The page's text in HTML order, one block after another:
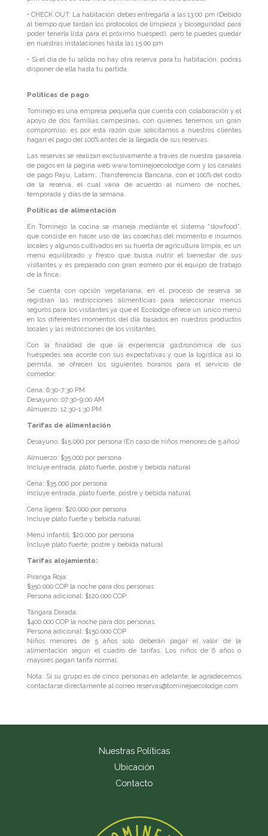
• CHECK OUT: La habitación debes entregarla a las 13:00 pm (Debido
al tiempo que tardan los protocolos de limpieza y bioseguridad para
poder tenerla lista para el próximo huésped), pero te puedes quedar
en nuestras instalaciones hasta las 15:00 pm
• Si el día de tu salida no hay otra reserva para tu habitación, podrás
disponer de ella hasta tu partida.
Políticas de pago
Tominejo es una empresa pequeña que cuenta con colaboración y el
apoyo de dos familias campesinas, con quienes tenemos un gran
compromiso, es por esta razón que solicitamos a nuestros clientes
hagan el pago del 100% antes de la llegada de sus reservas.
Las reservas se realizan exclusivamente a través de nuestra pasarela
de pagos en la página web www.tominejoecolodge.com y los canales
de pago Payu, Latam… ,Transferencia Bancaria, con el 100% del costo
de la reserva, el cual varía de acuerdo al número de noches,
temporada y días de la semana.
Políticas de alimentación
En Tominejo la cocina se maneja mediante el sistema “slowfood”,
que consiste en hacer uso de las cosechas del momento e insumos
locales y algunos cultivados en su huerta de agricultura limpia; es un
menú equilibrado y fresco que busca nutrir el bienestar de sus
visitantes y es preparado con gran esmero por el equipo de trabajo
de la finca.
Se cuenta con opción vegetariana, en el proceso de reserva se
registran las restricciones alimenticias para seleccionar menús
seguros para los visitantes ya que el Ecolodge ofrece un único menú
en los diferentes momentos del día basados en nuestros productos
locales y las restricciones de los visitantes.
Con la finalidad de que la experiencia gastronómica de sus
huéspedes sea acorde con sus expectativas y que la logística así lo
permita, se ofrecen los siguientes horarios para el servicio de
comedor:
Cena: 6:30-7:30 PM
Desayuno: 07:30-9:00 AM
Almuerzo: 12:30-1:30 PM
Tarifas de alimentación
Desayuno: $15.000 por persona (En caso de niños menores de 5 años)
Almuerzo: $35.000 por persona
Incluye entrada, plato fuerte, postre y bebida natural
Cena: $35.000 por persona
Incluye entrada, plato fuerte, postre y bebida natural
Cena ligera: $20.000 por persona
Incluye plato fuerte y bebida natural
Menú infantil: $20.000 por persona
Incluye plato fuerte, postre y bebida natural
Tarifas alojamiento:
Piranga Roja:
$350.000 COP la noche para dos personas
Persona adicional: $120.000 COP
Tángara Dorada:
$400.000 COP la noche para dos personas
Persona adicional: $150.000 COP
Niños menores de 5 años solo deberán pagar el valor de la
alimentación según el cuadro de tarifas. Los niños de 6 años o
mayores pagan tarifa normal.
Nota: Si su grupo es de cinco personas en adelante, le agradecemos
contactarse directamente al correo reservas@tominejoecolodge.com
Nuestras Políticas
Ubicación
Contacto